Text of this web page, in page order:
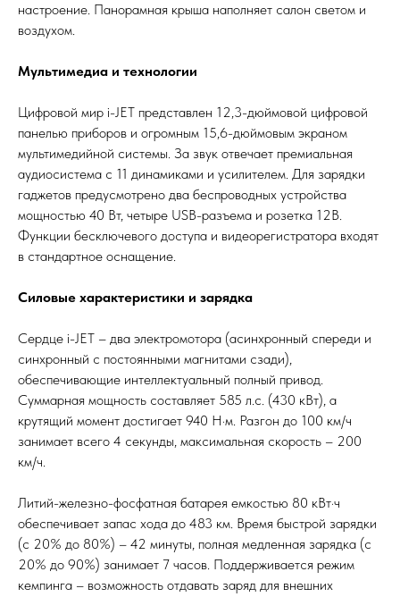
настроение. Панорамная крыша наполняет салон светом и
воздухом.
Мультимедиа и технологии
Цифровой мир i-JET представлен 12,3-дюймовой цифровой
панелью приборов и огромным 15,6-дюймовым экраном
мультимедийной системы. За звук отвечает премиальная
аудиосистема с 11 динамиками и усилителем. Для зарядки
гаджетов предусмотрено два беспроводных устройства
мощностью 40 Вт, четыре USB-разъема и розетка 12В.
Функции бесключевого доступа и видеорегистратора входят
в стандартное оснащение.
Силовые характеристики и зарядка
Сердце i-JET – два электромотора (асинхронный спереди и
синхронный с постоянными магнитами сзади),
обеспечивающие интеллектуальный полный привод.
Суммарная мощность составляет 585 л.с. (430 кВт), а
крутящий момент достигает 940 Н·м. Разгон до 100 км/ч
занимает всего 4 секунды, максимальная скорость – 200
км/ч.
Литий-железно-фосфатная батарея емкостью 80 кВт·ч
обеспечивает запас хода до 483 км. Время быстрой зарядки
(с 20% до 80%) – 42 минуты, полная медленная зарядка (с
20% до 90%) занимает 7 часов. Поддерживается режим
кемпинга – возможность отдавать заряд для внешних